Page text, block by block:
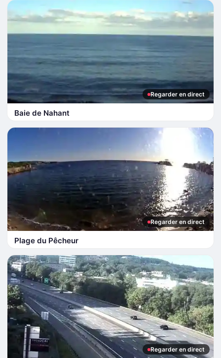
Regarder en direct
Baie de Nahant
Regarder en direct
Plage du Pêcheur
Regarder en direct